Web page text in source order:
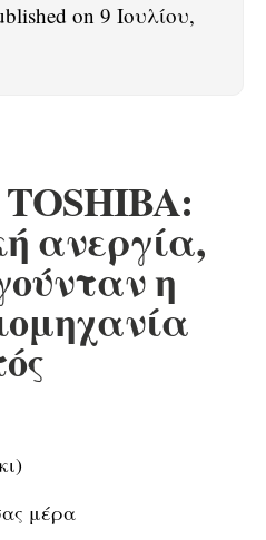
on 9 Ιουλίου,
ανεργία,
η
μέρα